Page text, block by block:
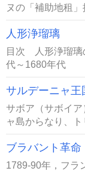
ヌの「補助地租
人形浄瑠璃
目次 人形浄瑠
代～1680年代
サルデーニャ王
サボア（サボイ
ャ島からなり、
ブラバント革命
1789-90年，フラ